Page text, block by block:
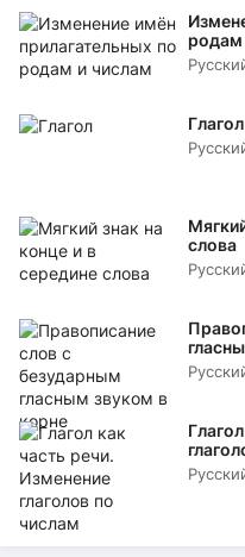
родам
Глагол
слова